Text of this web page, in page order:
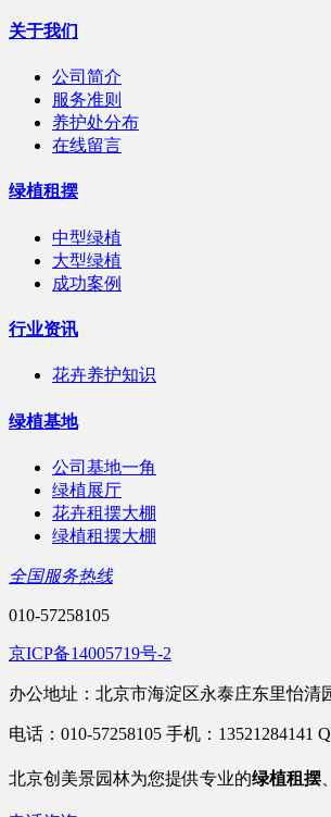
关于我们
公司简介
服务准则
养护处分布
在线留言
绿植租摆
中型绿植
大型绿植
成功案例
行业资讯
花卉养护知识
绿植基地
公司基地一角
绿植展厅
花卉租摆大棚
绿植租摆大棚
全国服务热线
010-57258105
京ICP备14005719号-2
办公地址：北京市海淀区永泰庄东里怡清
电话：010-57258105 手机：13521284141
北京创美景园林为您提供专业的绿植租摆